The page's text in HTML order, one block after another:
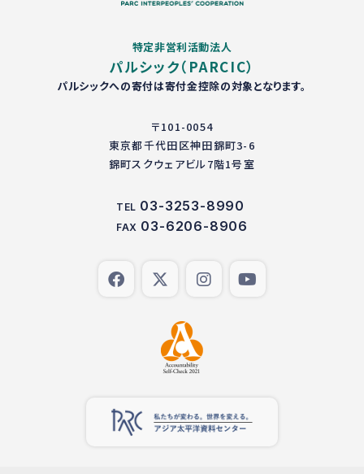
特定非営利活動法人
パルシック（PARCIC）
パルシックへの寄付は寄付金控除の対象となります。
〒101-0054
東京都千代田区神田錦町3-6
錦町スクウェアビル7階1号室
TEL 03-3253-8990
FAX 03-6206-8906